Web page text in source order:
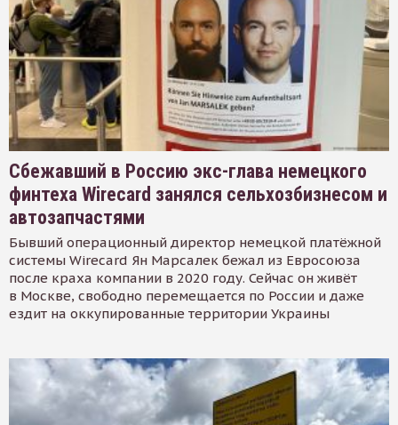
Сбежавший в Россию экс-глава немецкого
финтеха Wirecard занялся сельхозбизнесом и
автозапчастями
Бывший операционный директор немецкой платёжной
системы Wirecard Ян Марсалек бежал из Евросоюза
после краха компании в 2020 году. Сейчас он живёт
в Москве, свободно перемещается по России и даже
ездит на оккупированные территории Украины